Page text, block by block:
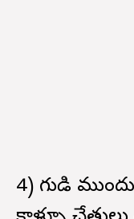
4) గుడి